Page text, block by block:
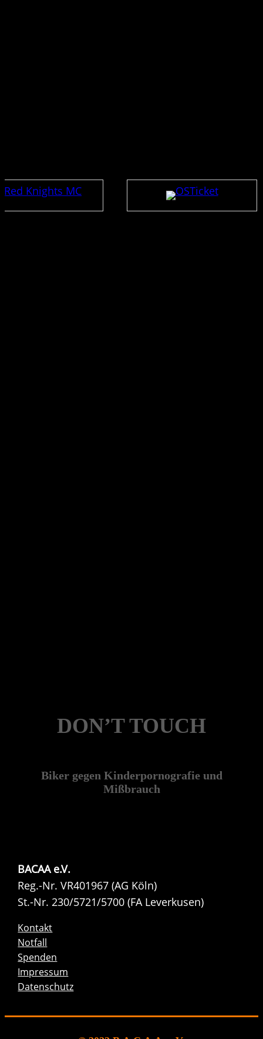
DON’T TOUCH
Biker gegen Kinderpornografie und
Mißbrauch
BACAA e.V.
Reg.-Nr. VR401967 (AG Köln)
St.-Nr. 230/5721/5700 (FA Leverkusen)
Kontakt
Notfall
Spenden
Impressum
Datenschutz